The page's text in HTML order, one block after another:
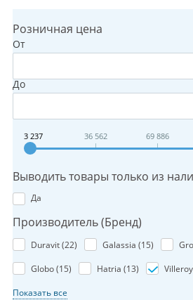
Розничная цена
От
До
3 237 36 562 69 886
Выводить товары только из
Да
Производитель (Бренд)
Duravit (22) Galassia (15)
Globo (15) Hatria (13)
Показать все